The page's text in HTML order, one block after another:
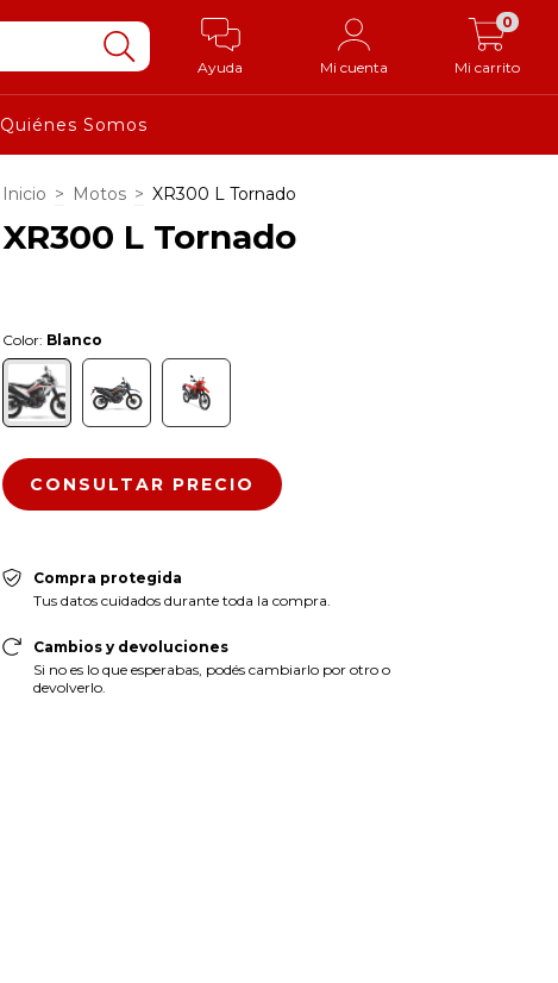
Ayuda Mi cuenta Mi carrito
0
Quiénes Somos
Inicio > Motos > XR300 L Tornado
XR300 L Tornado
Color: Blanco
Compra protegida
Tus datos cuidados durante toda la compra.
Cambios y devoluciones
Si no es lo que esperabas, podés cambiarlo por otro o
devolverlo.